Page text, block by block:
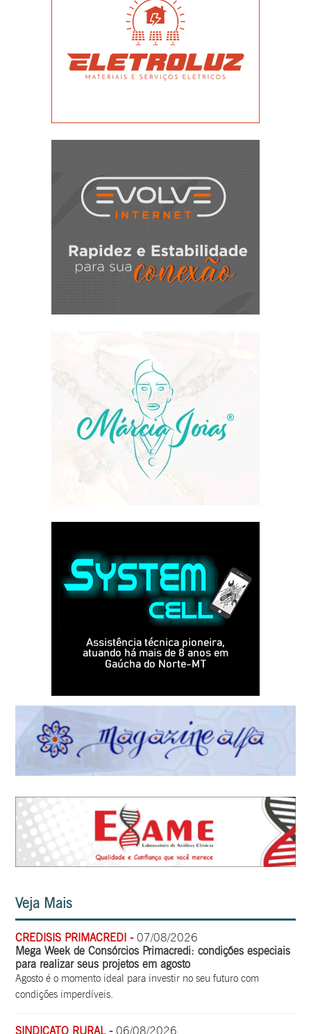
Veja Mais
CREDISIS PRIMACREDI -07/08/2026
Mega Week de Consórcios Primacredi: condições especiais
para realizar seus projetos em agosto
Agosto é o momento ideal para investir no seu futuro com
condições imperdíveis.
SINDICATO RURAL -06/08/2026